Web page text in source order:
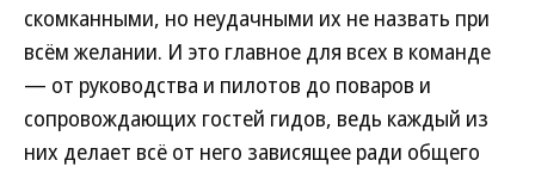
скомканными, но неудачными их не назвать при
всём желании. И это главное для всех в команде
— от руководства и пилотов до поваров и
сопровождающих гостей гидов, ведь каждый из
них делает всё от него зависящее ради общего